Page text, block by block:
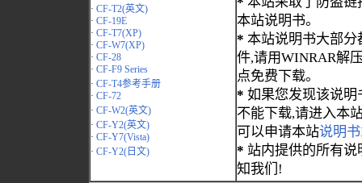
· CF-T2(英文)
· CF-19E
· CF-T7(XP)
· CF-W7(XP)
· CF-28
· CF-F9 Series
· CF-T4参考手册
· CF-72
· CF-W2(英文)
· CF-Y2(英文)
· CF-Y7(Vista)
· CF-Y2(日文)
本站说明书。
* 本站说明书大部分
件,请用WINRAR解
点免费下载。
* 如果您发现该说明
不能下载,请进入本
可以申请本站说明
* 站内提供的所有
知我们!